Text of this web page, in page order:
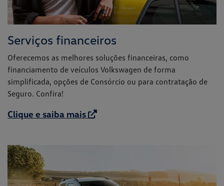
Serviços financeiros
Oferecemos as melhores soluções financeiras, como
financiamento de veículos Volkswagen de forma
simplificada, opções de Consórcio ou para contratação de
Seguro. Confira!
Clique e saiba mais